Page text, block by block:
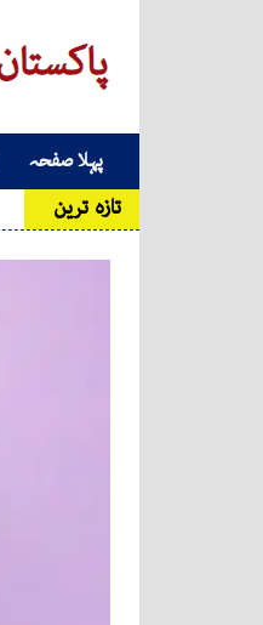
Main Navigationپہلا صفحہ
تازہ ترین